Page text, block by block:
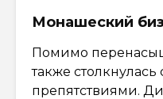
Монашеский
Помимо
также
препятствиями.